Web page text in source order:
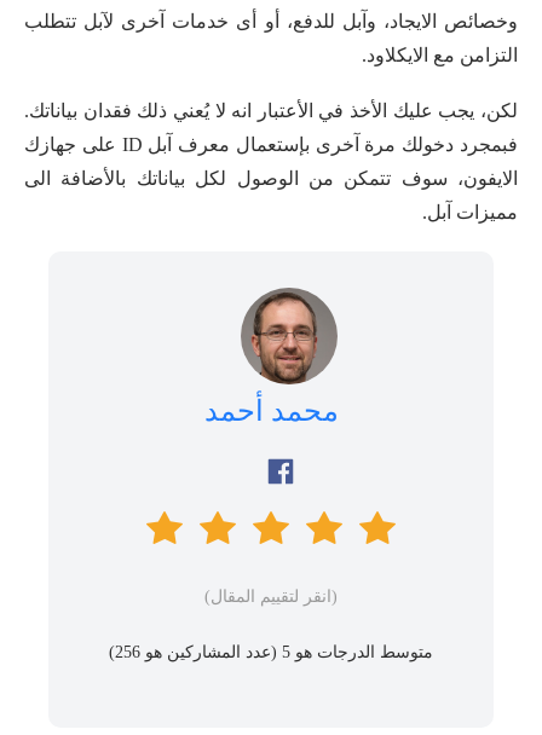
وخصائص الايجاد، وآبل للدفع، أو أى خدمات آخرى لآبل تتطلب
التزامن مع الايكلاود.
لكن، يجب عليك الأخذ في الأعتبار انه لا يُعني ذلك فقدان بياناتك.
فبمجرد دخولك مرة آخرى بإستعمال معرف آبل ID على جهازك
الايفون، سوف تتمكن من الوصول لكل بياناتك بالأضافة الى
مميزات آبل.
محمد أحمد
(انقر لتقييم المقال)
متوسط ​​الدرجات هو 5 (عدد المشاركين هو 256
)